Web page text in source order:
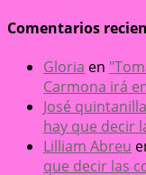
Comentarios
Gloria en
Carmona irá
José quintanilla
hay que decir
Lilliam Abreu
que decir las